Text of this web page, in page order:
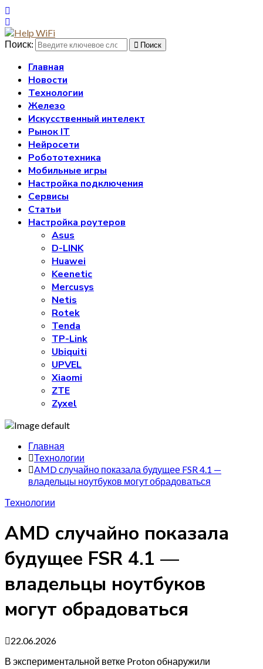
Поиск: Поиск
Главная
Новости
Технологии
Железо
Искусственный интелект
Рынок IT
Нейросети
Робототехника
Мобильные игры
Настройка подключения
Сервисы
Статьи
Настройка роутеров
Asus
D-LINK
Huawei
Keenetic
Mercusys
Netis
Rotek
Tenda
TP-Link
Ubiquiti
UPVEL
Xiaomi
ZTE
Zyxel
Главная
Технологии
AMD случайно показала будущее FSR 4.1 —
владельцы ноутбуков могут обрадоваться
Технологии
AMD случайно показала
будущее FSR 4.1 —
владельцы ноутбуков
могут обрадоваться
22.06.2026
В экспериментальной ветке Proton обнаружили